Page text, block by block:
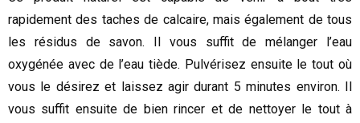
rapidement des taches de calcaire, mais également de tous
les résidus de savon. Il vous suffit de mélanger l’eau
oxygénée avec de l’eau tiède. Pulvérisez ensuite le tout où
vous le désirez et laissez agir durant 5 minutes environ. Il
vous suffit ensuite de bien rincer et de nettoyer le tout à